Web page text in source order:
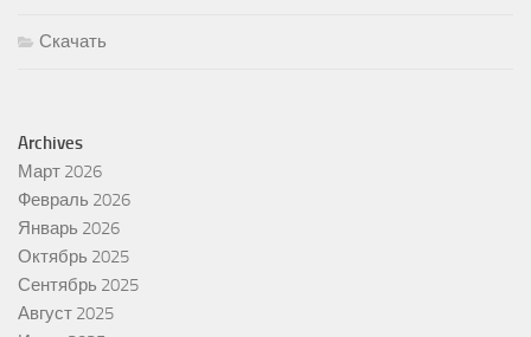
Скачать
Archives
Март 2026
Февраль 2026
Январь 2026
Октябрь 2025
Сентябрь 2025
Август 2025